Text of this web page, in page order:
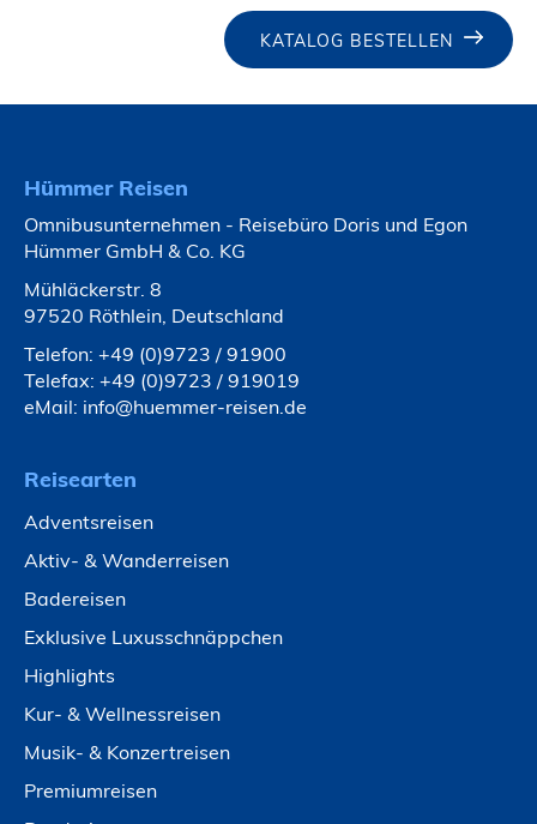
KATALOG BESTELLEN
Hümmer Reisen
Omnibusunternehmen - Reisebüro Doris und Egon
Hümmer GmbH & Co. KG
Mühläckerstr. 8
97520 Röthlein, Deutschland
Telefon: +49 (0)9723 / 91900
Telefax: +49 (0)9723 / 919019
eMail: info@huemmer-reisen.de
Reisearten
Adventsreisen
Aktiv- & Wanderreisen
Badereisen
Exklusive Luxusschnäppchen
Highlights
Kur- & Wellnessreisen
Musik- & Konzertreisen
Premiumreisen